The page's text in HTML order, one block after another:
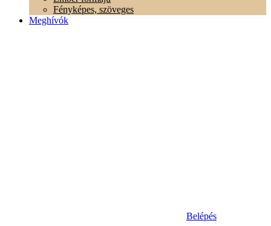
Fényképes, szöveges
Meghívók
Belépés